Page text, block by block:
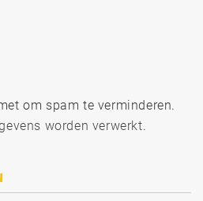
om spam te verminderen.
worden verwerkt.